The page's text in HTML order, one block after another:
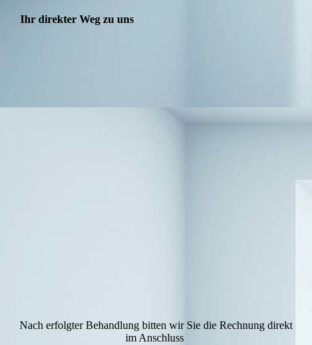
Ihr direkter Weg zu uns
Nach erfolgter Behandlung bitten wir Sie die Rechnung direkt
im Anschluss